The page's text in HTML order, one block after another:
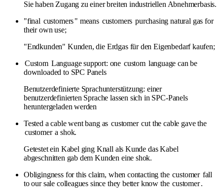
Sie haben Zugang zu einer breiten industriellen Abnehmerbasis.
"final customers" means customers purchasing natural gas for
their own use;
"Endkunden" Kunden, die Erdgas für den Eigenbedarf kaufen;
Custom Language support: one custom language can be
downloaded to SPC Panels
Benutzerdefinierte Sprachunterstützung: einer
benutzerdefinierten Sprache lassen sich in SPC-Panels
heruntergeladen werden
Tested a cable went bang as customer cut the cable gave the
customer a shok.
Getestet ein Kabel ging Knall als Kunde das Kabel
abgeschnitten gab dem Kunden eine shok.
Obligingness for this claim, when contacting the customer fall
to our sale colleagues since they better know the customer.